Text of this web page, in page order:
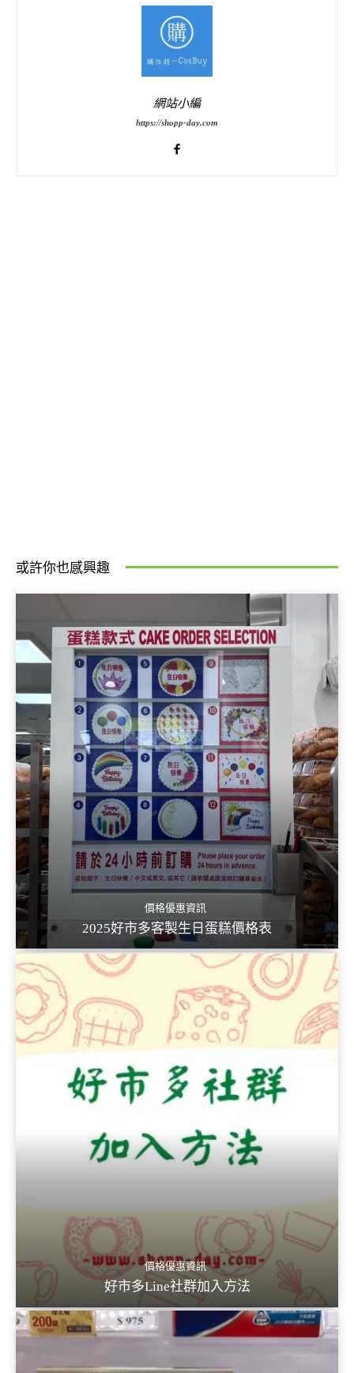
網站小編
https://shopp-day.com
或許你也感興趣
價格優惠資訊
2025好市多客製生日蛋糕價格表
價格優惠資訊
好市多Line社群加入方法